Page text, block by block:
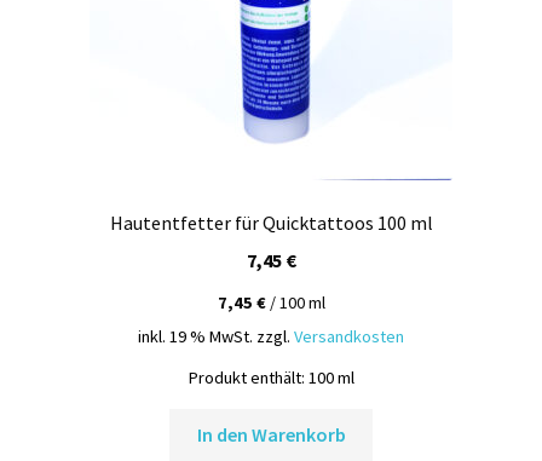
Hautentfetter für Quicktattoos 100 ml
7,45 €
7,45 €/100ml
inkl. 19 % MwSt. zzgl. Versandkosten
Produkt enthält: 100ml
In den Warenkorb